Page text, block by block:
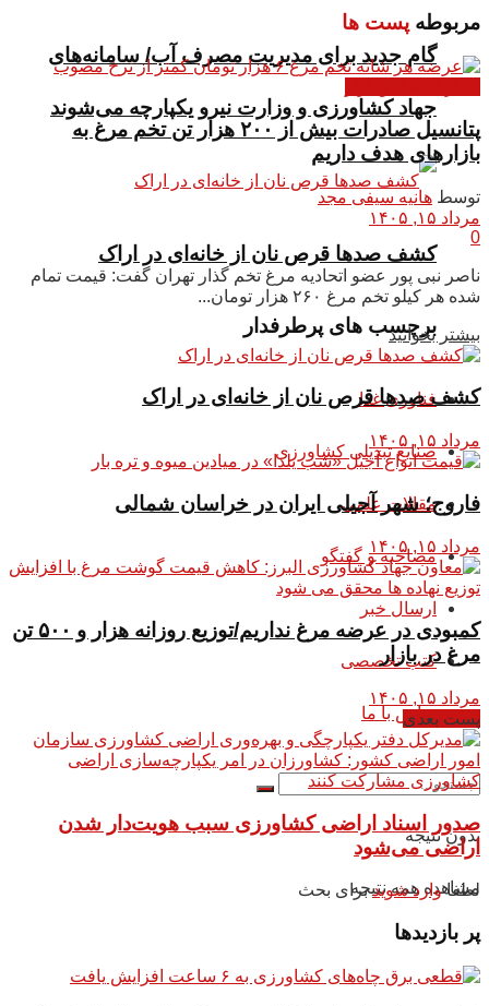
گام جدید برای مدیریت مصرف آب/ سامانه‌های
جهاد کشاورزی و وزارت نیرو یکپارچه می‌شوند
کشف صدها قرص نان از خانه‌ای در اراک
برچسب های پرطرفدار
فناوری غذا
صنایع تبدیلی کشاورزی
مقالات علمی
مصاحبه و گفتگو
ارسال خبر
کتب تخصصی
تماس با ما
بدون نتیجه
مشاهده همه نتیجه
مربوطه پست ها
پتانسیل صادرات بیش از ۲۰۰ هزار تن تخم مرغ به
بازار‌های هدف داریم
توسط هانیه سیفی مجد
مرداد ۱۵, ۱۴۰۵
0
ناصر نبی پور عضو اتحادیه مرغ تخم گذار تهران گفت: قیمت تمام
شده هر کیلو تخم مرغ ۲۶۰ هزار تومان...
بیشتر بخوانید
کشف صدها قرص نان از خانه‌ای در اراک
مرداد ۱۵, ۱۴۰۵
فاروج؛ شهر آجیلی ایران در خراسان شمالی
مرداد ۱۵, ۱۴۰۵
کمبودی در عرضه مرغ نداریم/توزیع روزانه هزار و ۵۰۰ تن
مرغ در بازار
مرداد ۱۵, ۱۴۰۵
پست بعدی
صدور اسناد اراضی کشاورزی سبب هویت‌دار شدن
اراضی می‌شود
لطفاوارد شویدبرای بحث
پر بازدیدها